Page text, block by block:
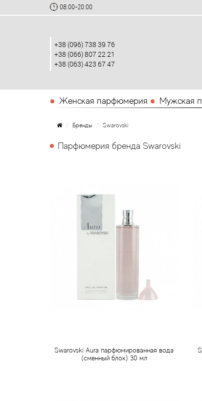
08:00-20:00
+38 (096) 738 39 76
+38 (066) 807 22 21
+38 (063) 423 67 47
Женская парфюмерия Мужская
Бренды Swarovski
Парфюмерия бренда Swarovski
Swarovski Aura парфюмированная вода
(сменный блок) 30 мл